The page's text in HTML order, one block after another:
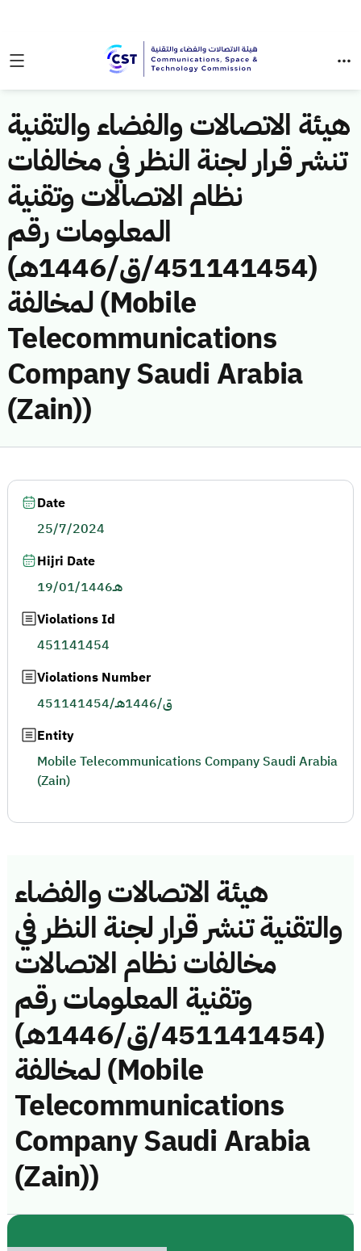
هيئة الاتصالات والفضاء والتقنية
تنشر قرار لجنة النظر في مخالفات
نظام الاتصالات وتقنية
المعلومات رقم
(451141454/ق/1446هـ)
لمخالفة (Mobile
Telecommunications
Company Saudi Arabia
(Zain))
هيئة الاتصالات والفضاء
والتقنية تنشر قرار لجنة النظر في
مخالفات نظام الاتصالات
وتقنية المعلومات رقم
(451141454/ق/1446هـ)
لمخالفة (Mobile
Telecommunications
Company Saudi Arabia
(Zain))
Date
25/7/2024
Hijri Date
19/01/1446هـ
Violations Id
451141454
Violations Number
451141454/ق/1446هـ
Entity
Mobile Telecommunications Company Saudi Arabia
(Zain)